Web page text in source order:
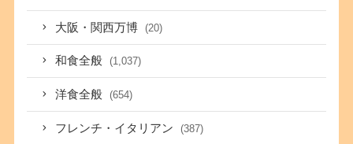
大阪・関西万博 (20)
和食全般 (1,037)
洋食全般 (654)
フレンチ・イタリアン (387)